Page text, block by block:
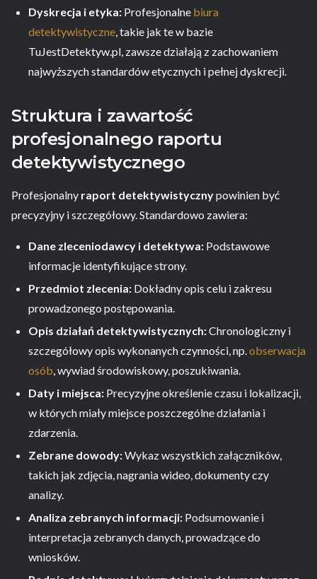
Dyskrecja i etyka: Profesjonalne biura
detektywistyczne, takie jak te w bazie
TuJestDetektyw.pl, zawsze działają z zachowaniem
najwyższych standardów etycznych i pełnej dyskrecji.
Struktura i zawartość
profesjonalnego raportu
detektywistycznego
Profesjonalny raport detektywistycznypowinien być
precyzyjny i szczegółowy. Standardowo zawiera:
Dane zleceniodawcy i detektywa: Podstawowe
informacje identyfikujące strony.
Przedmiot zlecenia: Dokładny opis celu i zakresu
prowadzonego postępowania.
Opis działań detektywistycznych:Chronologiczny i
szczegółowy opis wykonanych czynności, np.obserwacja
osób, wywiad środowiskowy, poszukiwania.
Daty i miejsca: Precyzyjne określenie czasu i lokalizacji,
w których miały miejsce poszczególne działania i
zdarzenia.
Zebrane dowody:Wykaz wszystkich załączników,
takich jak zdjęcia, nagrania wideo, dokumenty czy
analizy.
Analiza zebranych informacji: Podsumowanie i
interpretacja zebranych danych, prowadzące do
wniosków.